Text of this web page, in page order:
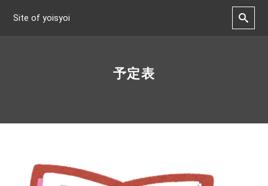
Site of yoisyoi
予定表